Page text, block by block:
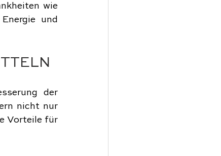
wie
und
der
nicht nur
Vorteile für